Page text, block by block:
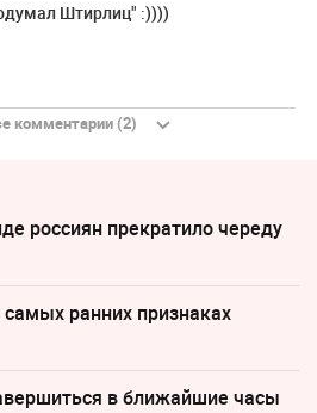
Штирлиц" :))))
комментарии (2)
россиян прекратило череду
ранних признаках
в ближайшие часы